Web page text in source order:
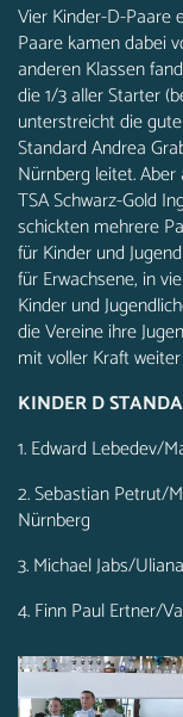
Vier Kinder-D-Paare
Paare kamen dabei
anderen Klassen
die 1/3 aller Starter
unterstreicht die
Standard Andrea
Nürnberg leitet. Aber
TSA Schwarz-Gold
schickten mehrere
für Kinder und
für Erwachsene, in
Kinder und
die Vereine ihre
mit voller Kraft
KINDER D
1. Edward Lebedev/
2. Sebastian Petrut/
Nürnberg
3. Michael Jabs/
4. Finn Paul Ertner/